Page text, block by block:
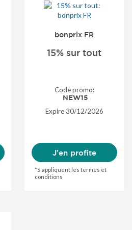
bonprix FR
15% sur tout
Code promo:
NEW15
Expire 30/12/2026
*S'appliquent les termes et
conditions
J'en profite